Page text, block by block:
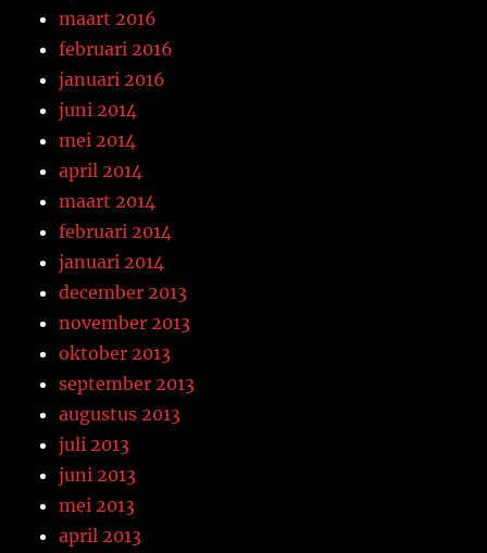
maart 2016
februari 2016
januari 2016
juni 2014
mei 2014
april 2014
maart 2014
februari 2014
januari 2014
december 2013
november 2013
oktober 2013
september 2013
augustus 2013
juli 2013
juni 2013
mei 2013
april 2013